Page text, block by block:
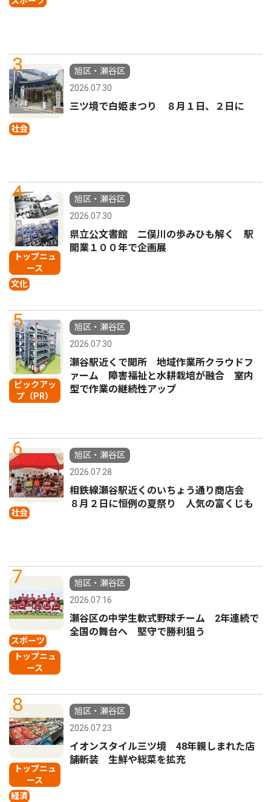
3
社会
旭区・瀬谷区
2026.07.30
三ツ境で白姫まつり ８月１日、２日に
4
トップニュ
ース
文化
旭区・瀬谷区
2026.07.30
県立公文書館 二俣川の歩みひも解く 駅
開業１００年で企画展
5
ピックアッ
プ（PR）
旭区・瀬谷区
2026.07.30
瀬谷駅近くで開所 地域作業所クラウドフ
ァーム 障害福祉と水耕栽培が融合 室内
型で作業の継続性アップ
6
社会
旭区・瀬谷区
2026.07.28
相鉄線瀬谷駅近くのいちょう通り商店会
８月２日に恒例の夏祭り 人気の富くじも
7
スポーツ
トップニュ
ース
旭区・瀬谷区
2026.07.16
瀬谷区の中学生軟式野球チーム 2年連続で
全国の舞台へ 堅守で勝利狙う
8
トップニュ
ース
経済
旭区・瀬谷区
2026.07.23
イオンスタイル三ツ境 48年親しまれた店
舗新装 生鮮や総菜を拡充